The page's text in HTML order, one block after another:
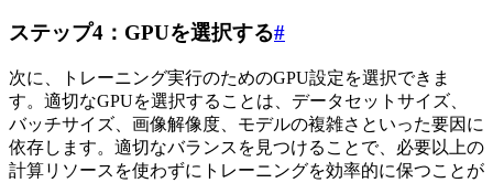
ステップ4：GPUを選択する#
次に、トレーニング実行のためのGPU設定を選択できま
す。適切なGPUを選択することは、データセットサイズ、
バッチサイズ、画像解像度、モデルの複雑さといった要因に
依存します。適切なバランスを見つけることで、必要以上の
計算リソースを使わずにトレーニングを効率的に保つことが